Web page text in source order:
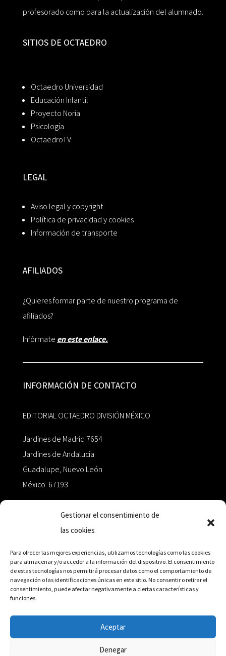
Gestionar el consentimiento de
las cookies
Para ofrecer las mejores experiencias, utilizamos tecnologías como las cookies
para almacenar y/o acceder a la información del dispositivo. El consentimiento
de estas tecnologías nos permitirá procesar datos como el comportamiento de
navegación o las identificaciones únicas en este sitio. No consentir o retirar el
consentimiento, puede afectar negativamente a ciertas características y
funciones.
Aceptar
Denegar
profesorado como para la actualización del alumnado.
SITIOS DE OCTAEDRO
Octaedro Universidad
Educación Infantil
Proyecto Noria
Psicología
OctaedroTV
LEGAL
Aviso legal y copyright
Política de privacidad y cookies
Información de transporte
AFILIADOS
¿Quieres formar parte de nuestro programa de
afiliados?
Infórmate en este enlace.
INFORMACIÓN DE CONTACTO
EDITORIAL OCTAEDRO DIVISIÓN MÉXICO
Jardines de Madrid 7654
Jardines de Andalucía
Guadalupe, Nuevo León
México 67193
+52 811.499.5638
RED DE DISTRIBUCIÓN